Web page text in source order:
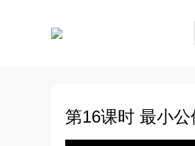
第16课时 最小公